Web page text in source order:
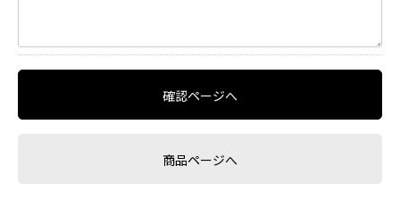
確認ページへ
商品ページへ